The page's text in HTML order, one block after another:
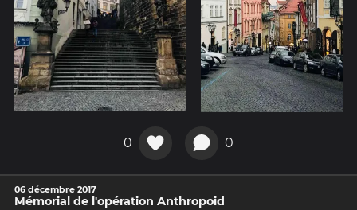
0 0
06 décembre 2017
Mémorial de l'opération Anthropoid